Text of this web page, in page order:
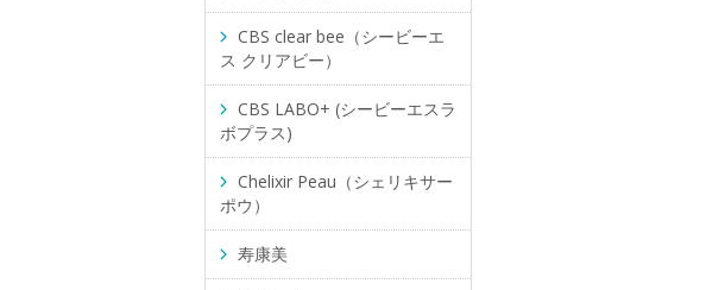
CBS clear bee（シービーエ
ス クリアビー）
CBS LABO+ (シービーエスラ
ボプラス)
Chelixir Peau（シェリキサー
ポウ）
寿康美